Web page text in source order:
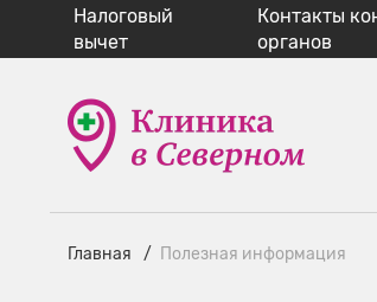
Налоговый
вычет
Контакты
органов
Главная Полезная информация